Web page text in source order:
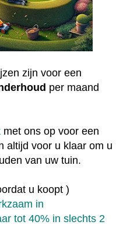
zijn voor een
per maand
met ons op voor een
altijd voor u klaar om u
van uw tuin.
u koopt )
in
tot 40% in slechts 2